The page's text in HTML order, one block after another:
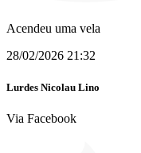
Acendeu uma vela
28/02/2026 21:32
Lurdes Nicolau Lino
Via Facebook